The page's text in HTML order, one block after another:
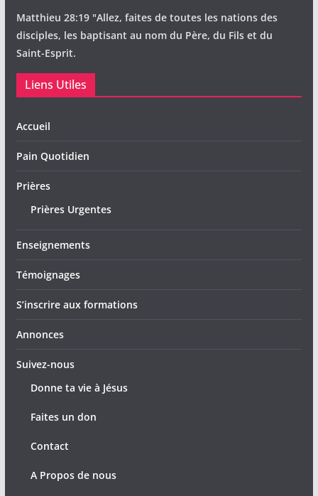
Matthieu 28:19 "Allez, faites de toutes les nations des
disciples, les baptisant au nom du Père, du Fils et du
Saint-Esprit.
Liens Utiles
Accueil
Pain Quotidien
Prières
Prières Urgentes
Enseignements
Témoignages
S’inscrire aux formations
Annonces
Suivez-nous
Donne ta vie à Jésus
Faites un don
Contact
A Propos de nous